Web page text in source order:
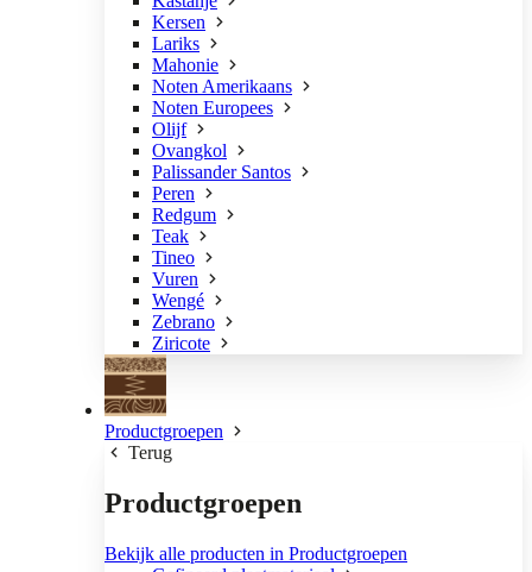
Kersen
Lariks
Mahonie
Noten Amerikaans
Noten Europees
Olijf
Ovangkol
Palissander Santos
Peren
Redgum
Teak
Tineo
Vuren
Wengé
Zebrano
Ziricote
Productgroepen
Terug
Productgroepen
Bekijk alle producten in Productgroepen